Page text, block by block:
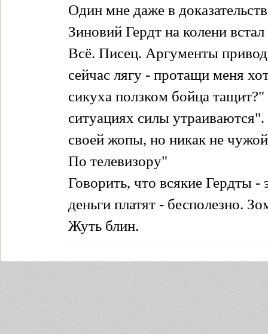
Один мне даже в
Зиновий Гердт на колени
Всё. Писец. Аргументы
сейчас лягу - протащи меня
сикуха ползком бойца
ситуациях силы
своей жопы, но никак не
По телевизору"
Говорить, что всякие Гердты -
деньги платят - бесполезно.
Жуть блин.